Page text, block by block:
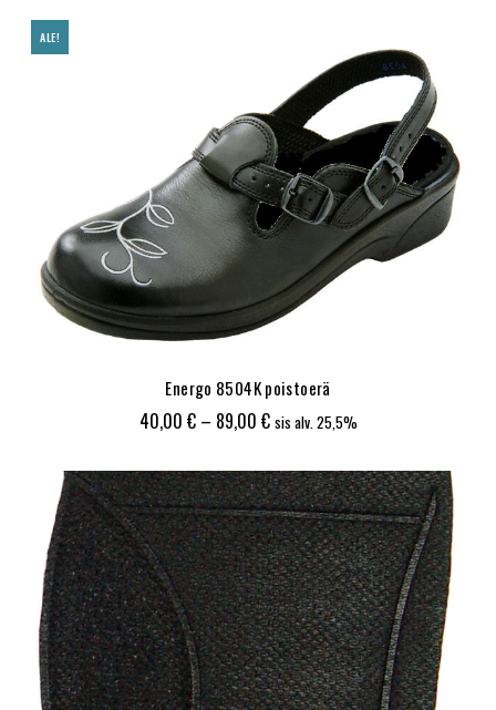
ALE!
Energo 8504K poistoerä
40,00 € – 89,00 €Hintaluokka:
-
89,00 €
sis alv. 25,5%